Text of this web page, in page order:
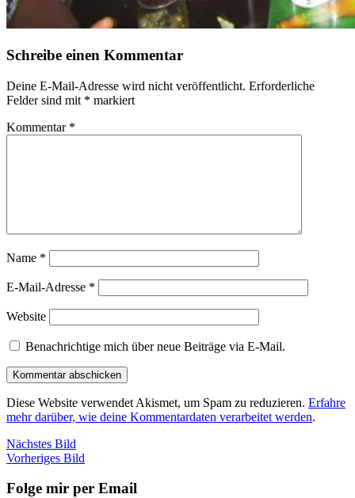
Schreibe einen Kommentar
Deine E-Mail-Adresse wird nicht veröffentlicht. Erforderliche
Felder sind mit * markiert
Kommentar *
Name *
E-Mail-Adresse *
Website
Benachrichtige mich über neue Beiträge via E-Mail.
Diese Website verwendet Akismet, um Spam zu reduzieren. Erfahre
mehr darüber, wie deine Kommentardaten verarbeitet werden.
Nächstes Bild
Vorheriges Bild
Folge mir per Email